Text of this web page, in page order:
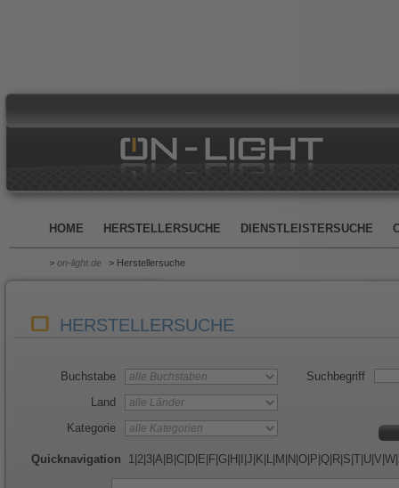
HOME HERSTELLERSUCHE DIENSTLEISTERSUCHE
> on-light.de > Herstellersuche
HERSTELLERSUCHE
Buchstabe
Land
Kategorie
Suchbegriff
Quicknavigation 1 2 3 A B C D E F G H J K L M N O P Q R S T U V W